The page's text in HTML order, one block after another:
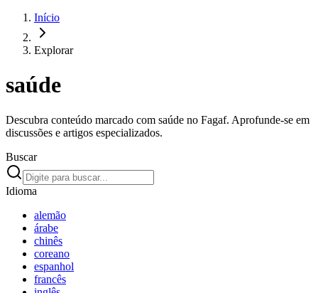
Início
Explorar
saúde
Descubra conteúdo marcado com saúde no Fagaf. Aprofunde-se em
discussões e artigos especializados.
Buscar
Idioma
alemão
árabe
chinês
coreano
espanhol
francês